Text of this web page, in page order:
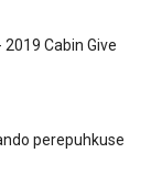
Cabin Give
perepuhkuse